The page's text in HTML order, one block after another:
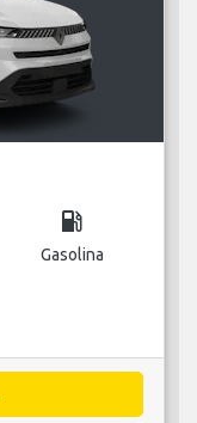
local_gas_station
Gasolina